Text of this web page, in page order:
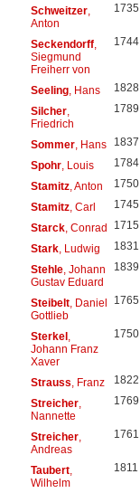
Schweitzer,
Anton
1735
Seckendorff,
Siegmund
Freiherr von
1744
Seeling, Hans 1828
Silcher,
Friedrich
1789
Sommer, Hans 1837
Spohr, Louis 1784
Stamitz, Anton 1750
Stamitz, Carl 1745
Starck, Conrad 1715
Stark, Ludwig 1831
Stehle, Johann
Gustav Eduard
1839
Steibelt, Daniel
Gottlieb
1765
Sterkel,
Johann Franz
Xaver
1750
Strauss , Franz 1822
Streicher,
Nannette
1769
Streicher,
Andreas
1761
Taubert,
Wilhelm
1811